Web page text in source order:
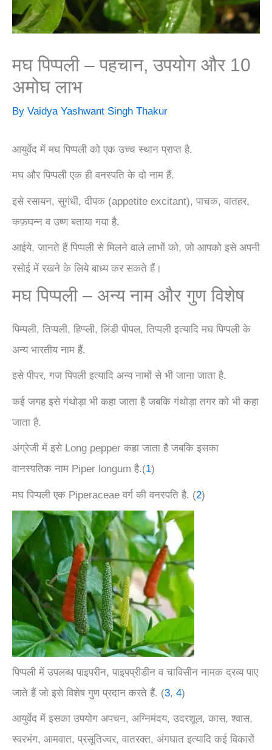
मघ पिप्पली – पहचान, उपयोग और 10
अमोघ लाभ
By Vaidya Yashwant Singh Thakur
आयुर्वेद में मघ पिप्पली को एक उच्च स्थान प्राप्त है.
मघ और पिप्पली एक ही वनस्पति के दो नाम हैं.
इसे रसायन, सुगंधी, दीपक (appetite excitant), पाचक, वातहर,
कफ़घन्न व उष्ण बताया गया है.
आईये, जानते हैं पिप्पली से मिलने वाले लाभों को, जो आपको इसे अपनी
रसोई में रखने के लिये बाध्य कर सकते हैं।
मघ पिप्पली – अन्य नाम और गुण विशेष
पिम्पली, तिप्पली, हिप्प्ली, लिंडी पीपल, तिप्पली इत्यादि मघ पिप्पली के
अन्य भारतीय नाम हैं.
इसे पीपर, गज पिपली इत्यादि अन्य नामों से भी जाना जाता है.
कई जगह इसे गंथोड़ा भी कहा जाता है जबकि गंथोड़ा तगर को भी कहा
जाता है.
अंग्रेजी में इसे Long pepper कहा जाता है जबकि इसका
वानस्पतिक नाम Piper longum है.(1)
मघ पिप्पली एक Piperaceae वर्ग की वनस्पति है. (2)
पिप्पली में उपलब्ध पाइपरीन, पाइपप्रीडीन व चाविसीन नामक द्रव्य पाए
जाते हैं जो इसे विशेष गुण प्रदान करते हैं. (3, 4)
आयुर्वेद में इसका उपयोग अपचन, अग्निमंदय, उदरशूल, कास, श्वास,
स्वरभंग, आमवात, प्रसूतिज्वर, वातरक्त, अंगघात इत्यादि कई विकारों